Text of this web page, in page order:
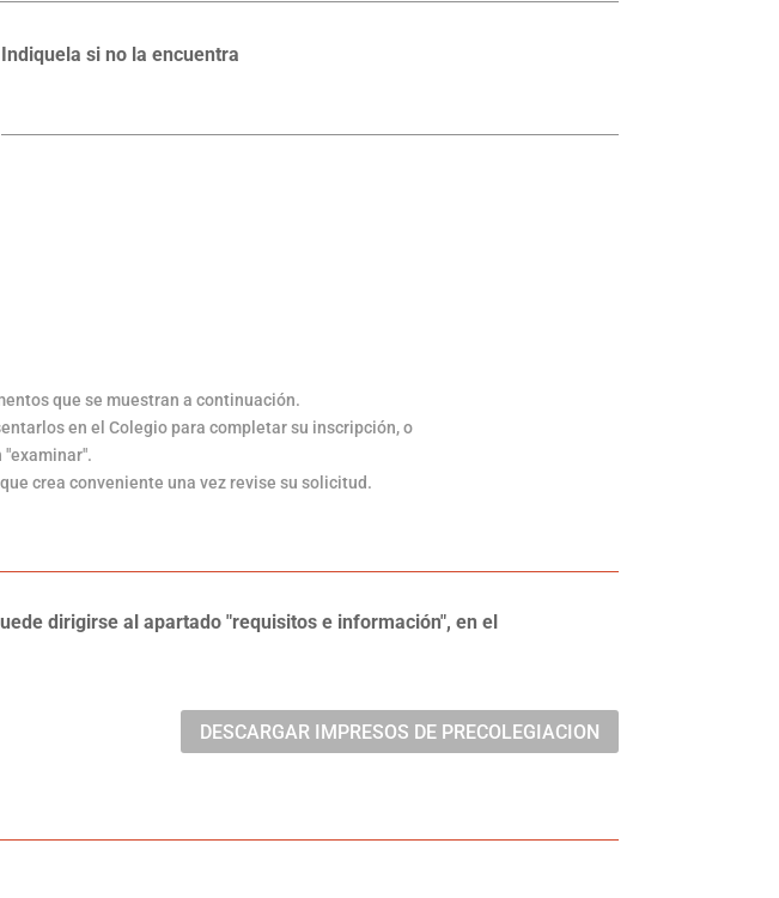
Indiquela si no la encuentra
que se muestran a continuación.
en el Colegio para completar su inscripción, o
crea conveniente una vez revise su solicitud.
dirigirse al apartado "requisitos e información", en el
DESCARGAR IMPRESOS DE PRECOLEGIACION